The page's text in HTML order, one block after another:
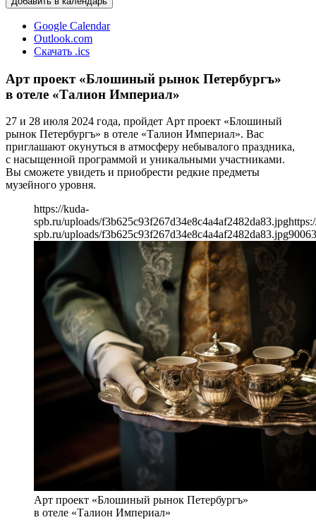
Google Calendar
Outlook.com
Скачать .ics
Арт проект «Блошиный рынок Петербургъ»
в отеле «Талион Империал»
27 и 28 июля 2024 года, пройдет Арт проект «Блошиный
рынок Петербургъ» в отеле «Талион Империал». Вас
приглашают окунуться в атмосферу небывалого праздника,
с насыщенной программой и уникальными участниками.
Вы сможете увидеть и приобрести редкие предметы
музейного уровня.
https://kuda-
spb.ru/uploads/f3b625c93f267d34e8c4a4af2482da83.jpg
spb.ru/uploads/f3b625c93f267d34e8c4a4af2482da83.jpg900
Арт проект «Блошиный рынок Петербургъ»
в отеле «Талион Империал»